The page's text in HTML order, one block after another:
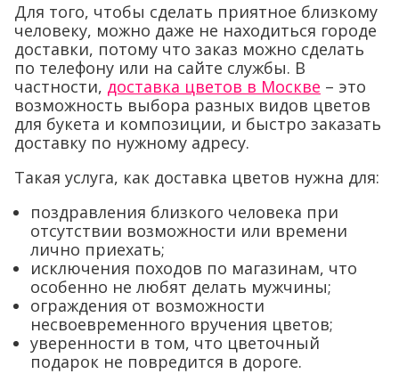
Для того, чтобы сделать приятное близкому
человеку, можно даже не находиться городе
доставки, потому что заказ можно сделать
по телефону или на сайте службы. В
частности, доставка цветов в Москве – это
возможность выбора разных видов цветов
для букета и композиции, и быстро заказать
доставку по нужному адресу.
Такая услуга, как доставка цветов нужна для:
поздравления близкого человека при
отсутствии возможности или времени
лично приехать;
исключения походов по магазинам, что
особенно не любят делать мужчины;
ограждения от возможности
несвоевременного вручения цветов;
уверенности в том, что цветочный
подарок не повредится в дороге.